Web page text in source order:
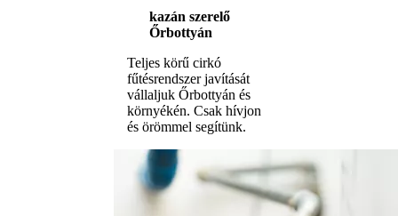
kazán szerelő
Őrbottyán
Teljes körű cirkó
fűtésrendszer javítását
vállaljuk Őrbottyán és
környékén. Csak hívjon
és örömmel segítünk.